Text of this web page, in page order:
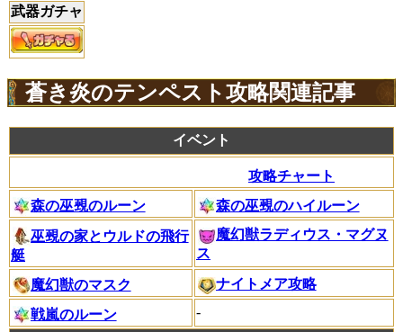
武器ガチャ
蒼き炎のテンペスト攻略関連記事
イベント
攻略チャート
森の巫覡のルーン
森の巫覡のハイルーン
巫覡の家とウルドの飛行
艇
魔幻獣ラディウス・マグヌ
ス
魔幻獣のマスク
ナイトメア攻略
戦嵐のルーン
-